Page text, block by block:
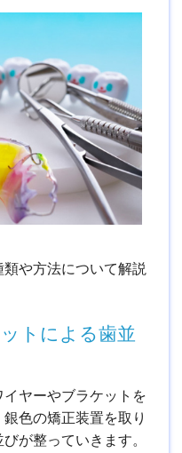
や方法について解説
トによる歯並
ヤーやブラケットを
色の矯正装置を取り
が整っていきます。